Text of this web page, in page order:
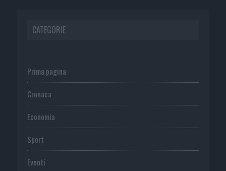
CATEGORIE
Prima pagina
Cronaca
Economia
Sport
Eventi